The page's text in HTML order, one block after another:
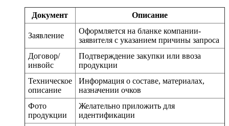
Документ Описание
Заявление
Оформляется на бланке компании-
заявителя с указанием причины запроса
Договор/
инвойс
Подтверждение закупки или ввоза
продукции
Техническое
описание
Информация о составе, материалах,
назначении очков
Фото
продукции
Желательно приложить для
идентификации